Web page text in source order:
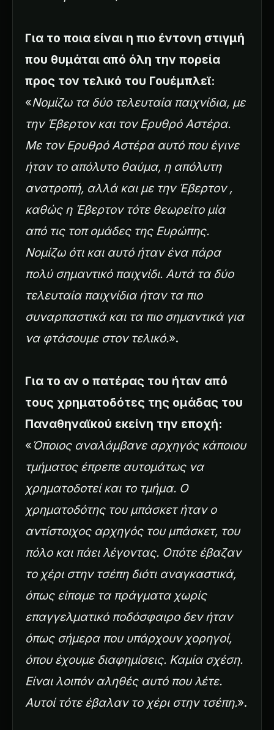
Για το ποια είναι η πιο έντονη στιγμή
που θυμάται από όλη την πορεία
προς τον τελικό του Γουέμπλεϊ:
«Νομίζω τα δύο τελευταία παιχνίδια, με
την Έβερτον και τον Ερυθρό Αστέρα.
Με τον Ερυθρό Αστέρα αυτό που έγινε
ήταν το απόλυτο θαύμα, η απόλυτη
ανατροπή, αλλά και με την Έβερτον ,
καθώς η Έβερτον τότε θεωρείτο μία
από τις τοπ ομάδες της Ευρώπης.
Νομίζω ότι και αυτό ήταν ένα πάρα
πολύ σημαντικό παιχνίδι. Αυτά τα δύο
τελευταία παιχνίδια ήταν τα πιο
συναρπαστικά και τα πιο σημαντικά για
να φτάσουμε στον τελικό.».
Για το αν ο πατέρας του ήταν από
τους χρηματοδότες της ομάδας του
Παναθηναϊκού εκείνη την εποχή:
«Όποιος αναλάμβανε αρχηγός κάποιου
τμήματος έπρεπε αυτομάτως να
χρηματοδοτεί και το τμήμα. Ο
χρηματοδότης του μπάσκετ ήταν ο
αντίστοιχος αρχηγός του μπάσκετ, του
πόλο και πάει λέγοντας. Οπότε έβαζαν
το χέρι στην τσέπη διότι αναγκαστικά,
όπως είπαμε τα πράγματα χωρίς
επαγγελματικό ποδόσφαιρο δεν ήταν
όπως σήμερα που υπάρχουν χορηγοί,
όπου έχουμε διαφημίσεις. Καμία σχέση.
Είναι λοιπόν αληθές αυτό που λέτε.
Αυτοί τότε έβαλαν το χέρι στην τσέπη.».